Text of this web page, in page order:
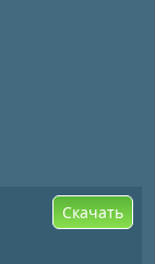
Скачать